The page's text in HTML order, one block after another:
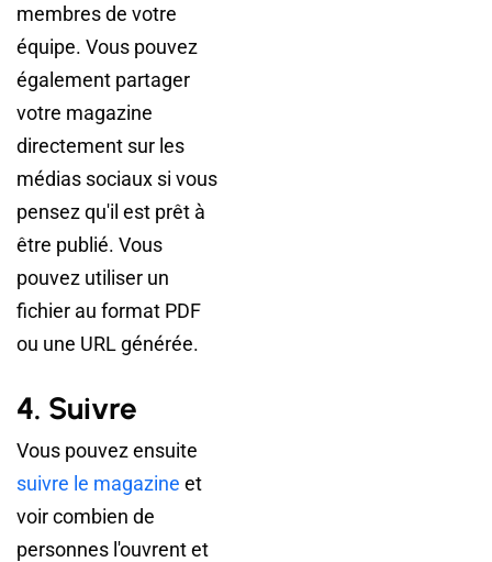
membres de votre
équipe. Vous pouvez
également partager
votre magazine
directement sur les
médias sociaux si vous
pensez qu'il est prêt à
être publié. Vous
pouvez utiliser un
fichier au format PDF
ou une URL générée.
4. Suivre
Vous pouvez ensuite
suivre le magazine et
voir combien de
personnes l'ouvrent et